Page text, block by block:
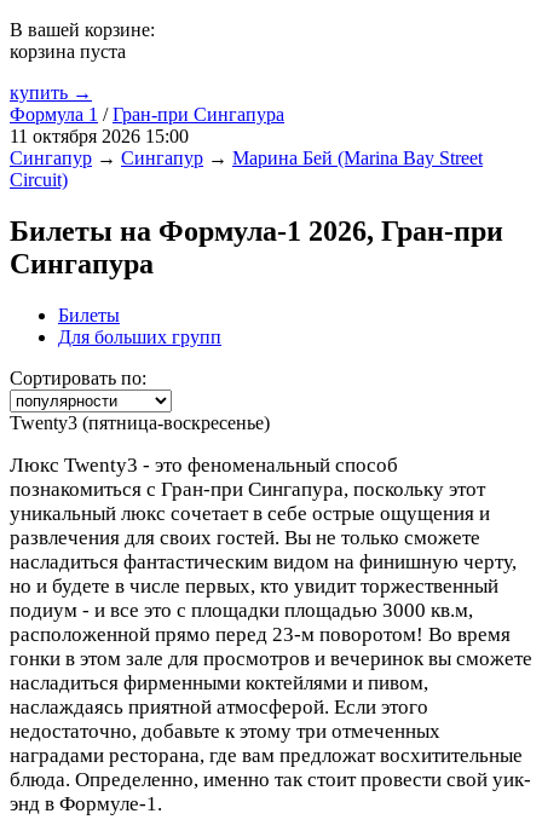
В вашей корзине:
корзина пуста
купить →
Формула 1 /Гран-при Сингапура
11 октября 2026 15:00
Сингапур → Сингапур → Марина Бей (Marina Bay Street
Circuit)
Билеты на Формула-1 2026, Гран-при
Сингапура
Билеты
Для больших групп
Сортировать по:
Twenty3 (пятница-воскресенье)
Люкс Twenty3 - это феноменальный способ
познакомиться с Гран-при Сингапура, поскольку этот
уникальный люкс сочетает в себе острые ощущения и
развлечения для своих гостей. Вы не только сможете
насладиться фантастическим видом на финишную черту,
но и будете в числе первых, кто увидит торжественный
подиум - и все это с площадки площадью 3000 кв.м,
расположенной прямо перед 23-м поворотом! Во время
гонки в этом зале для просмотров и вечеринок вы сможете
насладиться фирменными коктейлями и пивом,
наслаждаясь приятной атмосферой. Если этого
недостаточно, добавьте к этому три отмеченных
наградами ресторана, где вам предложат восхитительные
блюда. Определенно, именно так стоит провести свой уик-
энд в Формуле-1.